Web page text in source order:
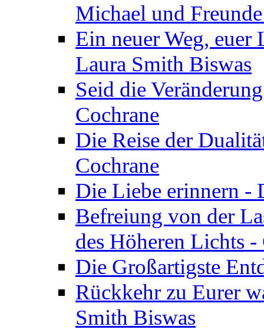
Michael und
Ein neuer Weg, euer
Laura Smith Biswas
Seid die
Cochrane
Die Reise der
Cochrane
Die Liebe erinnern -
Befreiung von der
des Höheren Lichts
Die Großartigste
Rückkehr zu Eurer
Smith Biswas